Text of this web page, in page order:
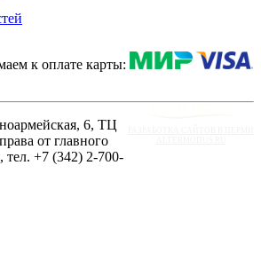
к оплате карты:
6, ТЦ
от главного
тел. +7 (342) 2-700-